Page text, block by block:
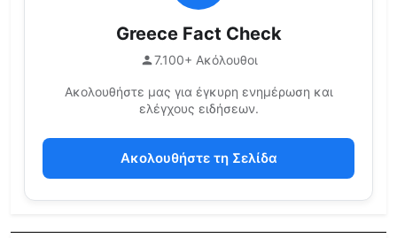
Greece Fact Check
7.100+ Ακόλουθοι
Ακολουθήστε μας για έγκυρη ενημέρωση και
ελέγχους ειδήσεων.
Ακολουθήστε τη Σελίδα